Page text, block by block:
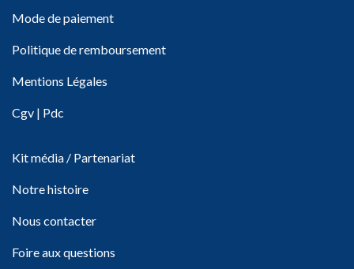
Mode de paiement
Politique de remboursement
Mentions Légales
Cgv | Pdc
Kit média / Partenariat
Notre histoire
Nous contacter
Foire aux questions